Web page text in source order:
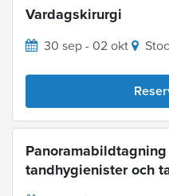
Vardagskirurgi
30 sep - 02 okt
tandhygienister och